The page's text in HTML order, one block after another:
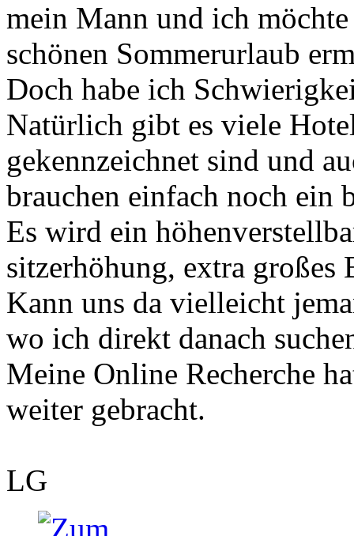
mein Mann und ich möchte
schönen Sommerurlaub
Doch habe ich
Natürlich gibt es viele
gekennzeichnet sind und
brauchen einfach noch ein
Es wird ein
sitzerhöhung, extra großes
Kann uns da vielleicht
wo ich direkt danach
Meine Online Recherche
weiter gebracht.
LG